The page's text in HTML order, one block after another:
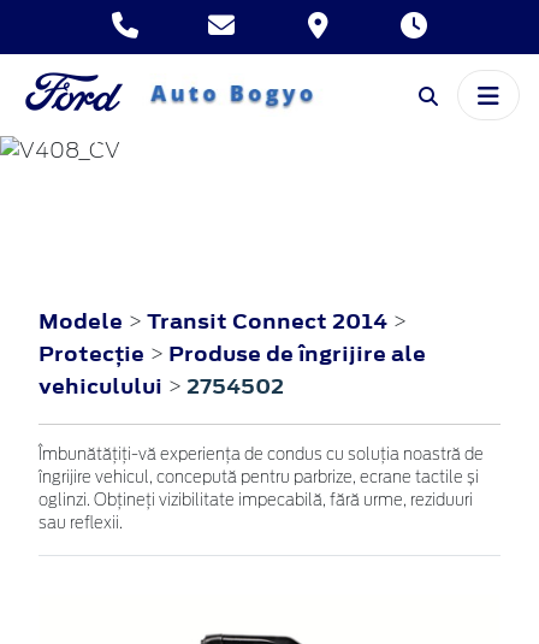
TRANSIT CONNECT
Modele > Transit Connect 2014 >
Protecţie > Produse de îngrijire ale
vehiculului > 2754502
Îmbunătățiți-vă experiența de condus cu soluția noastră de
îngrijire vehicul, concepută pentru parbrize, ecrane tactile și
oglinzi. Obțineți vizibilitate impecabilă, fără urme, reziduuri
sau reflexii.